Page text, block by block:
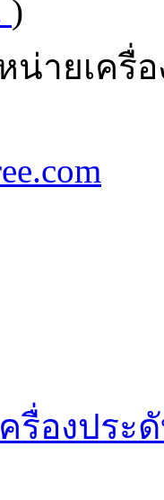
)
น่ายเค
ครื่องปร